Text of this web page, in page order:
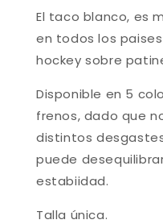
El taco blanco, es
en todos los
hockey sobre
Disponible en 5
frenos, dado que
distintos
puede
estabiidad.
Talla única.